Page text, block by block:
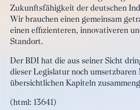
Zukunftsfähigkeit der deutschen
Wir brauchen einen gemeinsam
einen effizienteren, innovativeren
Standort.
Der BDI hat die aus seiner Sicht
dieser Legislatur noch umsetzbaren
übersichtlichen Kapiteln
(html: 13641)